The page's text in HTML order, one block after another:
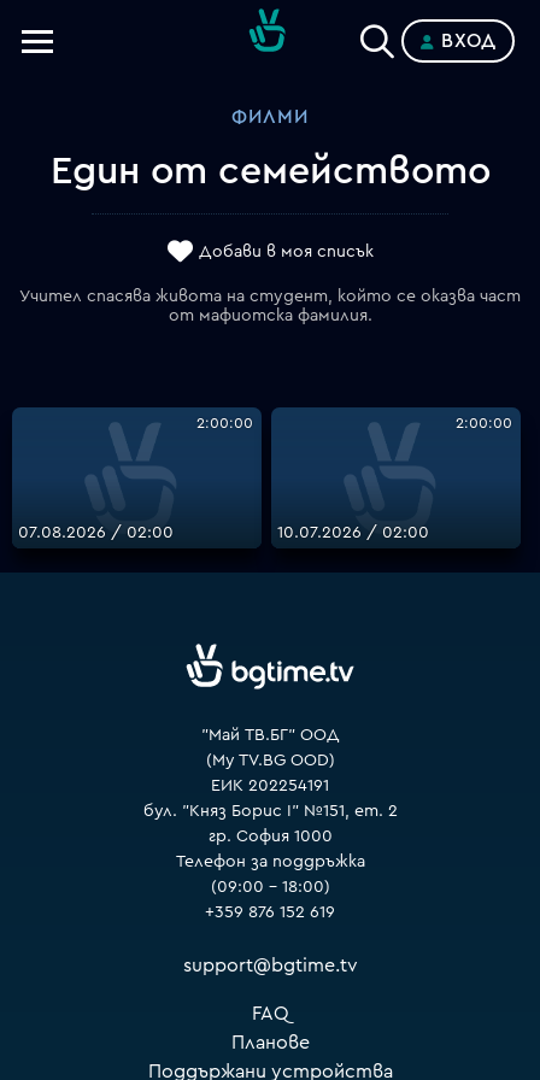
ВХОД
ФИЛМИ
Един от семейството
Добави в моя списък
Учител спасява живота на студент, който се оказва част
от мафиотска фамилия.
2:00:00
07.08.2026 / 02:00
2:00:00
10.07.2026 / 02:00
"Май ТВ.БГ" ООД
(My TV.BG OOD)
ЕИК 202254191
бул. "Княз Борис I" №151, ет. 2
гр. София 1000
Телефон за поддръжка
(09:00 – 18:00)
+359 876 152 619
support@bgtime.tv
FAQ
Планове
Поддържани устройства